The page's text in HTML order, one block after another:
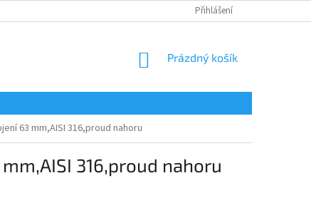
Přihlášení
NÁKUPNÍ
Prázdný košík
63 mm,AISI 316,proud nahoru
316,proud nahoru